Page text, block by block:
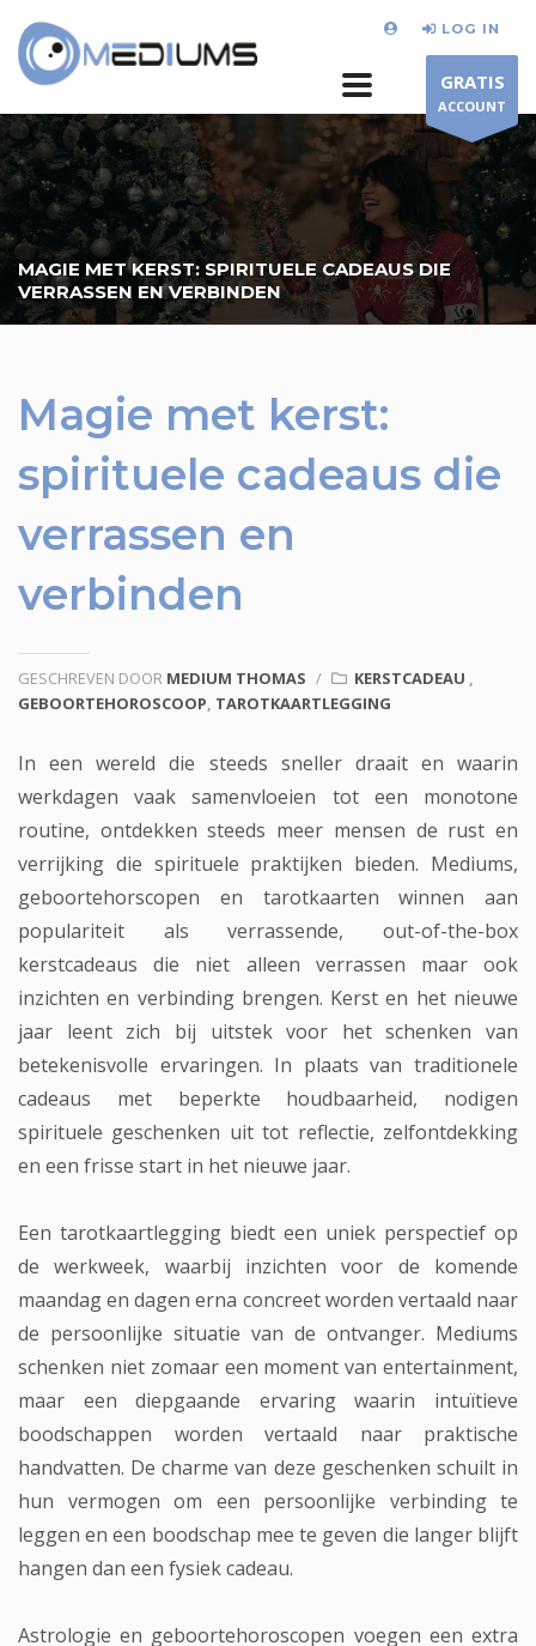
LOG IN
GRATIS
ACCOUNT
MAGIE MET KERST: SPIRITUELE CADEAUS DIE
VERRASSEN EN VERBINDEN
Magie met kerst:
spirituele cadeaus die
verrassen en
verbinden
GESCHREVEN DOOR MEDIUM THOMAS / KERSTCADEAU ,
GEBOORTEHOROSCOOP, TAROTKAARTLEGGING
In een wereld die steeds sneller draait en waarin
werkdagen vaak samenvloeien tot een monotone
routine, ontdekken steeds meer mensen de rust en
verrijking die spirituele praktijken bieden. Mediums,
geboortehorscopen en tarotkaarten winnen aan
populariteit als verrassende, out-of-the-box
kerstcadeaus die niet alleen verrassen maar ook
inzichten en verbinding brengen. Kerst en het nieuwe
jaar leent zich bij uitstek voor het schenken van
betekenisvolle ervaringen. In plaats van traditionele
cadeaus met beperkte houdbaarheid, nodigen
spirituele geschenken uit tot reflectie, zelfontdekking
en een frisse start in het nieuwe jaar.
Een tarotkaartlegging biedt een uniek perspectief op
de werkweek, waarbij inzichten voor de komende
maandag en dagen erna concreet worden vertaald naar
de persoonlijke situatie van de ontvanger. Mediums
schenken niet zomaar een moment van entertainment,
maar een diepgaande ervaring waarin intuïtieve
boodschappen worden vertaald naar praktische
handvatten. De charme van deze geschenken schuilt in
hun vermogen om een persoonlijke verbinding te
leggen en een boodschap mee te geven die langer blijft
hangen dan een fysiek cadeau.
Astrologie en geboortehoroscopen voegen een extra